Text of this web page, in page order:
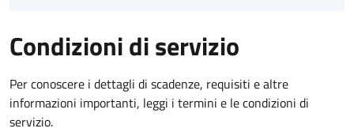
Condizioni di servizio
Per conoscere i dettagli di scadenze, requisiti e altre
informazioni importanti, leggi i termini e le condizioni di
servizio.